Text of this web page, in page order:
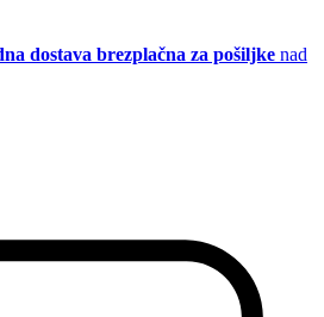
dostava brezplačna za pošiljke nad